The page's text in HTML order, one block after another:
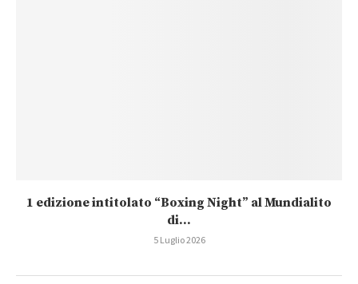
1 edizione intitolato “Boxing Night” al Mundialito
di...
5 Luglio 2026